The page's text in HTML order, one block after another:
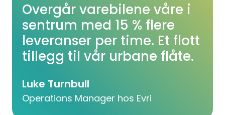
Overgår varebilene våre i
sentrum med 15 % flere
leveranser per time. Et flott
tillegg til vår urbane flåte.
Luke Turnbull
Operations Manager hos Evri